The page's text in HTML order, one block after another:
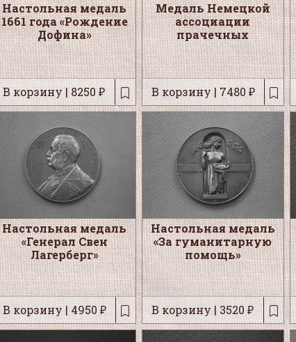
Настольная медаль
1661 года «Рождение
Дофина»
В корзину | 8250 ₽
Медаль Немецкой
ассоциации
прачечных
В корзину | 7480 ₽
Настольная медаль
«Генерал Свен
Лагерберг»
В корзину | 4950 ₽
Настольная медаль
«За гуманитарную
помощь»
В корзину | 3520 ₽